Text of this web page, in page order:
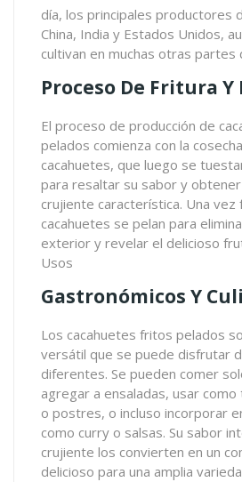
día, los principales productores
China, India y Estados Unidos,
cultivan en muchas otras partes
Proceso De Fritura Y
El proceso de producción de
pelados comienza con la
cacahuetes, que luego se
para resaltar su sabor y
crujiente característica. Una vez
cacahuetes se pelan para
exterior y revelar el delicioso
Usos
Gastronómicos Y
Los cacahuetes fritos pelados
versátil que se puede disfrutar
diferentes. Se pueden comer
agregar a ensaladas, usar
o postres, o incluso incorporar
como curry o salsas. Su sabor
crujiente los convierten en un
delicioso para una amplia